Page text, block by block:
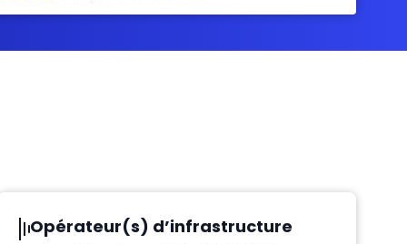
Opérateur(s) d’infrastructure